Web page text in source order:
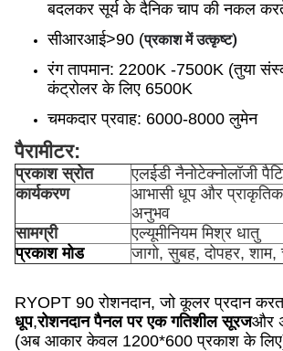
बदलकर सूर्य के दैनिक चाप की नकल
सीआरआई>90 (प्रकाश में उत्कृष्ट)
रंग तापमान: 2200K -7500K (तुया
कंट्रोलर के लिए 6500K
चमकदार प्रवाह: 6000-8000 लुमेन
पैरामीटर:
प्रकाश स्रोत
एलईडी नैनोटेक्नोलॉजी
कार्यकरण
आभासी धूप और
अनुभव
सामग्री
एल्यूमीनियम मिश्र धातु
प्रकाश मोड
जागो, सुबह, दोपहर, शाम,
RYOPT 90 रोशनदान, जो कूलर प्रदान
धूप,रोशनदान पैनल पर एक गतिशील सूरजऔर
(अब आकार केवल 1200*600 प्रकाश के